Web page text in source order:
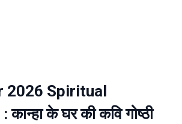
2026 Spiritual
के घर की कवि गोष्ठी